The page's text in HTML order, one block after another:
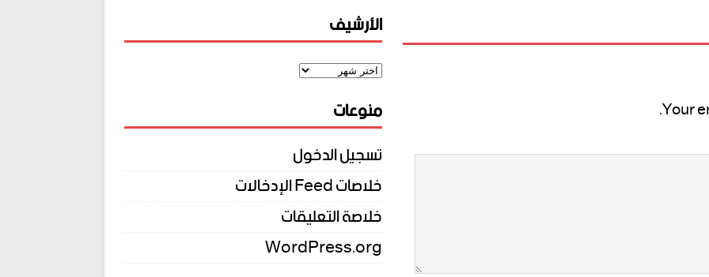
Your
الأرشيف
منوعات
تسجيل الدخول
خلاصات Feed الإدخالات
خلاصة التعليقات
WordPress.org